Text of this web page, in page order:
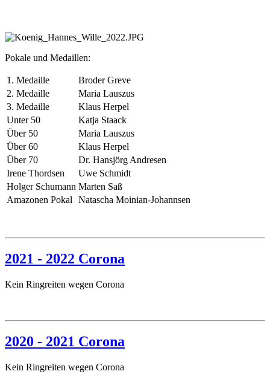
Pokale und Medaillen:
1. Medaille
Broder Greve
2. Medaille
Maria Lauszus
3. Medaille
Klaus Herpel
Unter 50
Katja Staack
Über 50
Maria Lauszus
Über 60
Klaus Herpel
Über 70
Dr. Hansjörg Andresen
Irene Thordsen
Uwe Schmidt
Holger Schumann Marten Saß
Amazonen Pokal
Natascha Moinian-Johannsen
2021 - 2022 Corona
Kein Ringreiten wegen Corona
2020 - 2021 Corona
Kein Ringreiten wegen Corona